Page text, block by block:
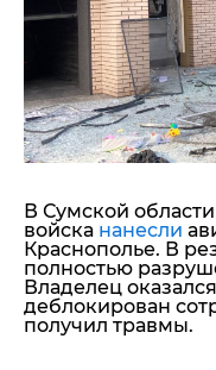
В Сумской
войска нанесли
Краснополье. В
полностью
Владелец
деблокирован
получил травмы.